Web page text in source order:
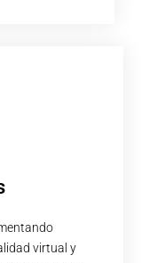
virtual y